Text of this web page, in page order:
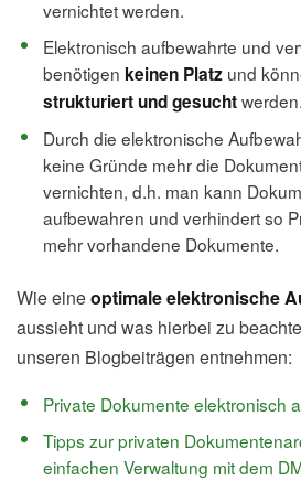
vernichtet werden.
Elektronisch aufbewahrte und
benötigen keinen Platz und
strukturiert und gesuchtwerden.
Durch die elektronische
keine Gründe mehr die
vernichten, d.h. man kann
aufbewahren und verhindert so
mehr vorhandene Dokumente.
Wie eineoptimale elektronische
aussieht und was hierbei zu
unseren Blogbeiträgen entnehmen:
Private Dokumente elektronisch
Tipps zur privaten
einfachen Verwaltung mit dem